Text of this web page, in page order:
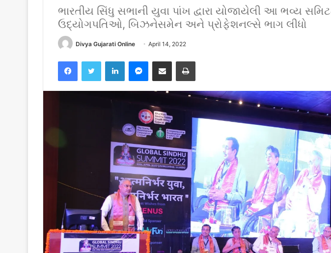
ભારતીય સિંધુ સભાની યુવા પાંખ દ્વારા યોજાયેલી આ ભવ્ય
ઉદ્યોગપતિઓ, બિઝનેસમેન અને પ્રોફેશનલ્સે ભાગ લીધો
Divya Gujarati Online April 14, 2022
FacebookTwitter LinkedInMessenger
Share via Email Print